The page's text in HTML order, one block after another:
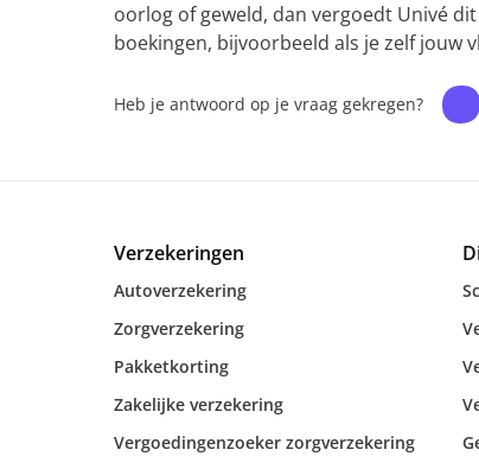
oorlog of geweld, dan vergoedt Univé
boekingen, bijvoorbeeld als je zelf jouw
Heb je antwoord op je vraag gekregen?
Verzekeringen
Autoverzekering
Zorgverzekering
Pakketkorting
Zakelijke verzekering
Vergoedingenzoeker zorgverzekering